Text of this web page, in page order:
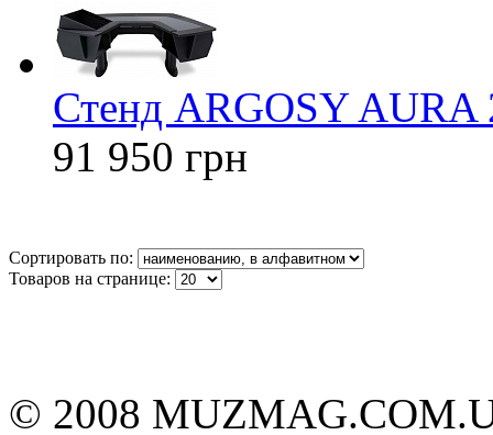
Стенд ARGOSY AURA
91 950 грн
Сортировать по:
Товаров на странице:
© 2008